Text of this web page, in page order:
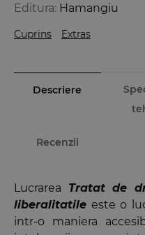
Editura: Hamangiu
Cuprins Extras
Descriere
Recenzii
Lucrarea Tratat de
liberalitatile este o
intr-o maniera